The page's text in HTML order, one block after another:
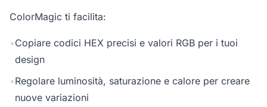
ColorMagic ti facilita:
•Copiare codici HEX precisi e valori RGB per i tuoi
design
•Regolare luminosità, saturazione e calore per creare
nuove variazioni